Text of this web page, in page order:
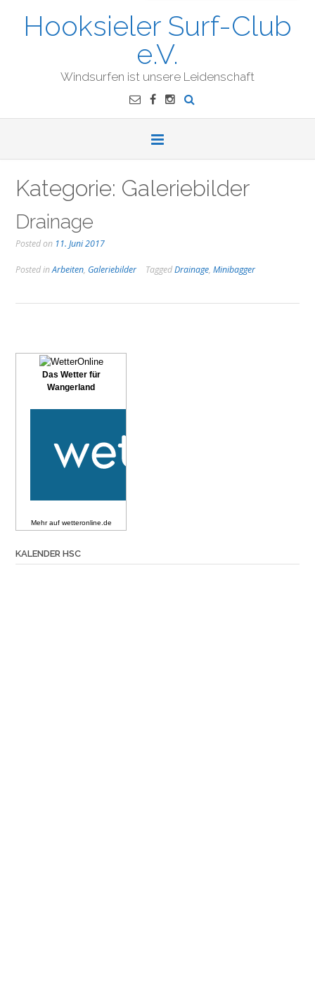
Hooksieler Surf-Club
e.V.
Windsurfen ist unsere Leidenschaft
Kategorie: Galeriebilder
Drainage
Posted on 11. Juni 2017
Posted inArbeiten, Galeriebilder TaggedDrainage, Minibagger
Das Wetter für
Wangerland
Mehr auf wetteronline.de
KALENDER HSC